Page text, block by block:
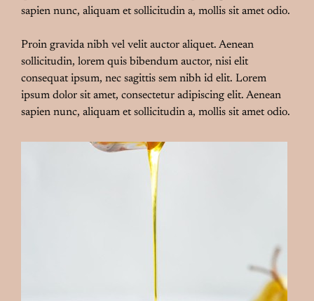
sapien nunc, aliquam et sollicitudin a, mollis sit amet odio.
Proin gravida nibh vel velit auctor aliquet. Aenean
sollicitudin, lorem quis bibendum auctor, nisi elit
consequat ipsum, nec sagittis sem nibh id elit. Lorem
ipsum dolor sit amet, consectetur adipiscing elit. Aenean
sapien nunc, aliquam et sollicitudin a, mollis sit amet odio.